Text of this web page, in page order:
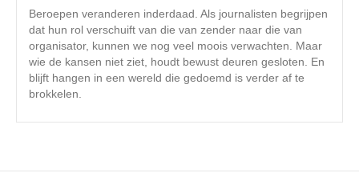
Beroepen veranderen inderdaad. Als journalisten begrijpen
dat hun rol verschuift van die van zender naar die van
organisator, kunnen we nog veel moois verwachten. Maar
wie de kansen niet ziet, houdt bewust deuren gesloten. En
blijft hangen in een wereld die gedoemd is verder af te
brokkelen.